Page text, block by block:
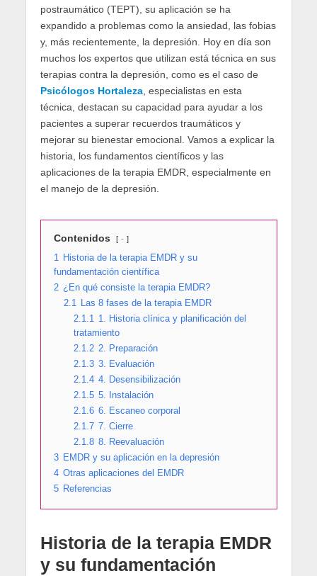
postraumático (TEPT), su aplicación se ha
expandido a problemas como la ansiedad, las fobias
y, más recientemente, la depresión. Hoy en día son
muchos los expertos que utilizan está técnica en sus
terapias contra la depresión, como es el caso de
Psicólogos Hortaleza, especialistas en esta
técnica, destacan su capacidad para ayudar a los
pacientes a superar recuerdos traumáticos y
mejorar su bienestar emocional. Vamos a explicar la
historia, los fundamentos científicos y las
aplicaciones de la terapia EMDR, especialmente en
el manejo de la depresión.
Contenidos -
1 Historia de la terapia EMDR y su
fundamentación científica
2 ¿En qué consiste la terapia EMDR?
2.1 Las 8 fases de la terapia EMDR
2.1.1 1. Historia clínica y planificación del
tratamiento
2.1.2 2. Preparación
2.1.3 3. Evaluación
2.1.4 4. Desensibilización
2.1.5 5. Instalación
2.1.6 6. Escaneo corporal
2.1.7 7. Cierre
2.1.8 8. Reevaluación
3 EMDR y su aplicación en la depresión
4 Otras aplicaciones del EMDR
5 Referencias
Historia de la terapia EMDR
y su fundamentación